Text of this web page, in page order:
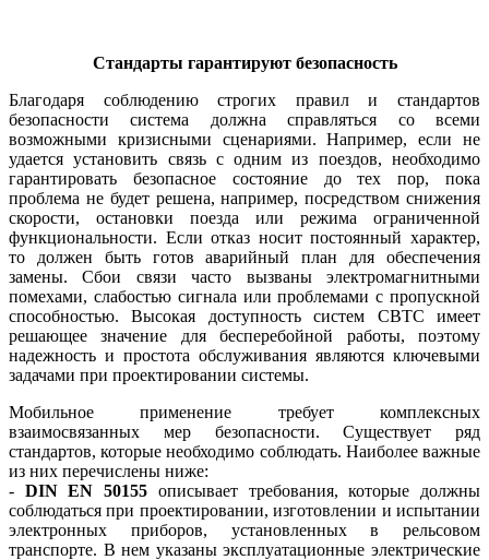
Стандарты гарантируют безопасность
Благодаря соблюдению строгих правил и стандартов
безопасности система должна справляться со всеми
возможными кризисными сценариями. Например, если не
удается установить связь с одним из поездов, необходимо
гарантировать безопасное состояние до тех пор, пока
проблема не будет решена, например, посредством снижения
скорости, остановки поезда или режима ограниченной
функциональности. Если отказ носит постоянный характер,
то должен быть готов аварийный план для обеспечения
замены. Сбои связи часто вызваны электромагнитными
помехами, слабостью сигнала или проблемами с пропускной
способностью. Высокая доступность систем CBTC имеет
решающее значение для бесперебойной работы, поэтому
надежность и простота обслуживания являются ключевыми
задачами при проектировании системы.
Мобильное применение требует комплексных
взаимосвязанных мер безопасности. Существует ряд
стандартов, которые необходимо соблюдать. Наиболее важные
из них перечислены ниже:
- DIN EN 50155 описывает требования, которые должны
соблюдаться при проектировании, изготовлении и испытании
электронных приборов, установленных в рельсовом
транспорте. В нем указаны эксплуатационные электрические